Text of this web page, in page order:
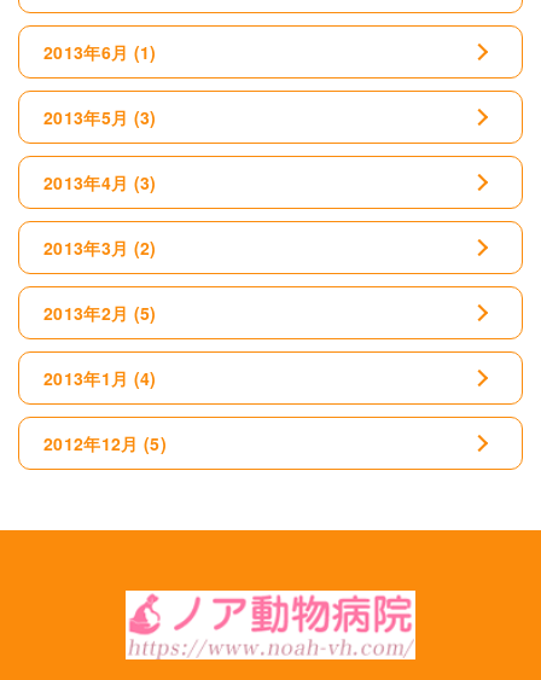
2013年6月 (1)
2013年5月 (3)
2013年4月 (3)
2013年3月 (2)
2013年2月 (5)
2013年1月 (4)
2012年12月 (5)